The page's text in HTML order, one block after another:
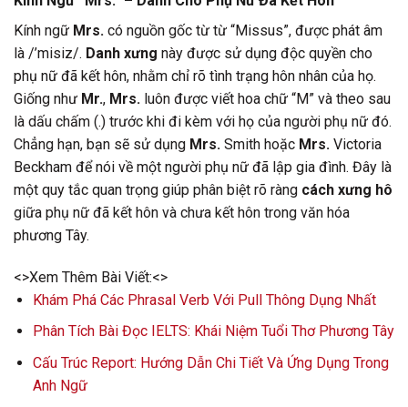
Kính ngữ Mrs. có nguồn gốc từ từ “Missus”, được phát âm
là /’misiz/. Danh xưng này được sử dụng độc quyền cho
phụ nữ đã kết hôn, nhằm chỉ rõ tình trạng hôn nhân của họ.
Giống như Mr., Mrs. luôn được viết hoa chữ “M” và theo sau
là dấu chấm (.) trước khi đi kèm với họ của người phụ nữ đó.
Chẳng hạn, bạn sẽ sử dụng Mrs. Smith hoặc Mrs. Victoria
Beckham để nói về một người phụ nữ đã lập gia đình. Đây là
một quy tắc quan trọng giúp phân biệt rõ ràng cách xưng hô
giữa phụ nữ đã kết hôn và chưa kết hôn trong văn hóa
phương Tây.
<>Xem Thêm Bài Viết:<>
Khám Phá Các Phrasal Verb Với Pull Thông Dụng Nhất
Phân Tích Bài Đọc IELTS: Khái Niệm Tuổi Thơ Phương Tây
Cấu Trúc Report: Hướng Dẫn Chi Tiết Và Ứng Dụng Trong
Anh Ngữ